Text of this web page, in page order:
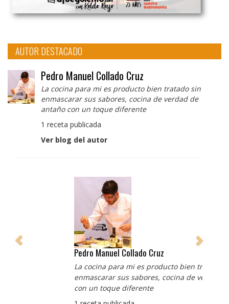
AUTOR DESTACADO
Pedro Manuel Collado Cruz
La cocina para mi es producto bien tratado sin
enmascarar sus sabores, cocina de verdad de
antaño con un toque diferente
1 receta publicada
Ver blog del autor
Pedro Manuel Collado Cruz
La cocina para mi es producto bien tratado sin
enmascarar sus sabores, cocina de verdad de antaño
con un toque diferente